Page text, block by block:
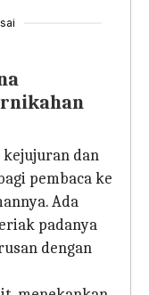
kejujuran dan
pembaca ke
Ada
padanya
dengan